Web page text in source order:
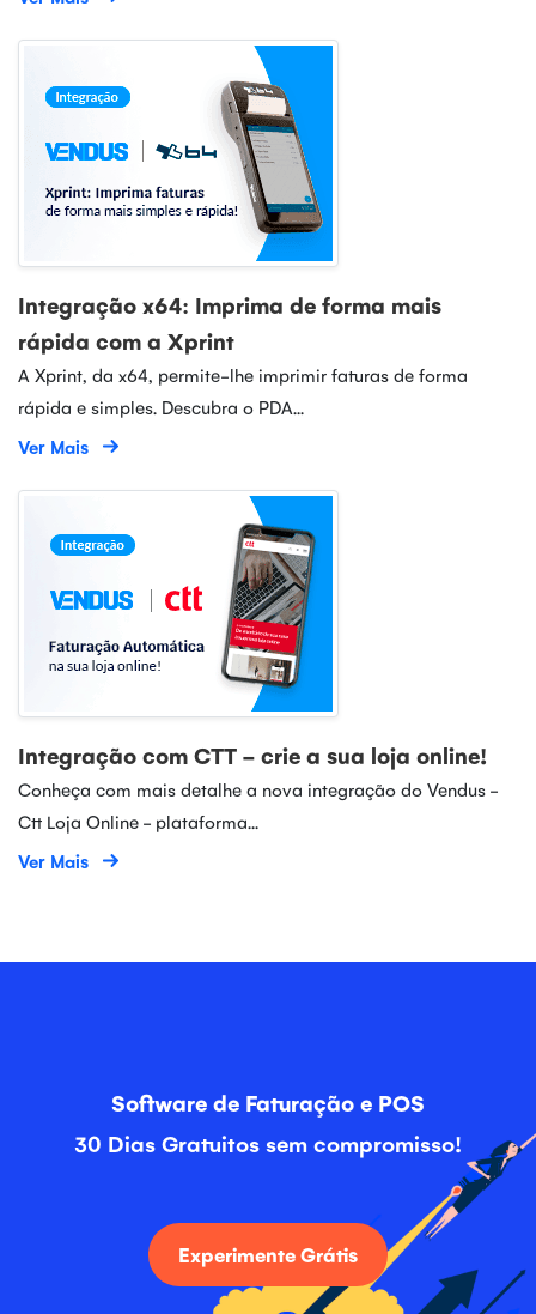
Integração x64: Imprima de forma mais
rápida com a Xprint
A Xprint, da x64, permite-lhe imprimir faturas de forma
rápida e simples. Descubra o PDA...
Ver Mais
Integração com CTT - crie a sua loja online!
Conheça com mais detalhe a nova integração do Vendus -
Ctt Loja Online - plataforma...
Ver Mais
Software de Faturação e POS
30 Dias Gratuitos sem compromisso!
Experimente Grátis